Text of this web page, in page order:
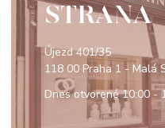
STRANA
Újezd 401/35
118 00 Praha 1 - Malá
Dnes otvorené10:00 -